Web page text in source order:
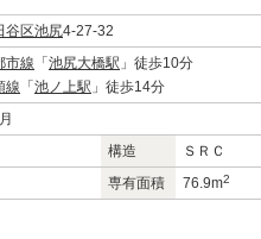
谷区池尻4-27-32
市線 「 池尻大橋駅 」徒歩10分
線 「 池ノ上駅 」徒歩14分
構造
ＳＲＣ
専有面積 76.9m2